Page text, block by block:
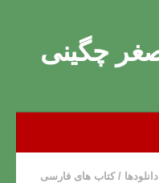
چگینی
دانلودها / کتاب های فارسی